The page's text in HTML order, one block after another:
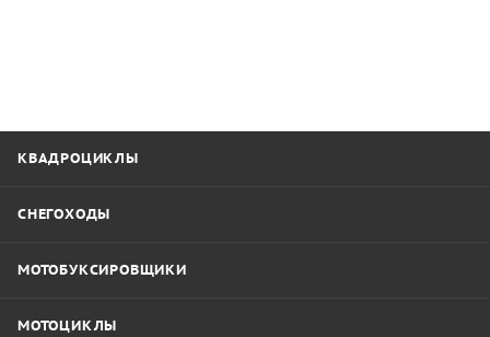
КВАДРОЦИКЛЫ
СНЕГОХОДЫ
МОТОБУКСИРОВЩИКИ
МОТОЦИКЛЫ